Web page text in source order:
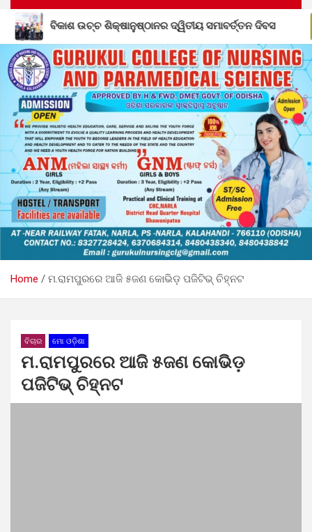
ଦ୍ୱିତୀୟ ସମାବର୍ତ୍ତନ ଦିବସ ଶିକ୍ଷକ ପ୍ରେମଲାଲ ସାହୁଙ୍କ
Home ମ.ରାମପୁରରେ ଆଜି ୫ଜଣ କୋଭିଡ଼ ପଜିଟିଭ୍ ଚିହ୍ନଟ
ବିଚାର ମୋ ଓଡ଼ିଶା
ମ.ରାମପୁରରେ ଆଜି ୫ଜଣ କୋଭିଡ଼
ପଜିଟିଭ୍ ଚିହ୍ନଟ